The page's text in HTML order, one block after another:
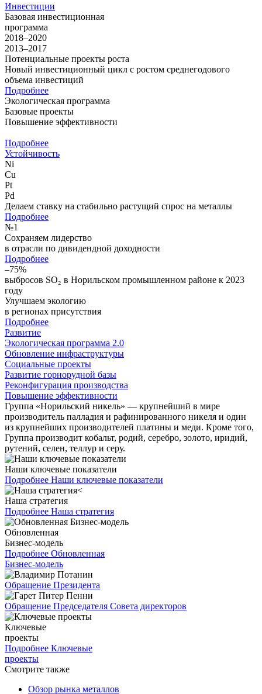
Инвестиции
Базовая инвестиционная
программа
2018–2020
2013–2017
Потенциальные проекты роста
Новый инвестиционный цикл с ростом среднегодового
объема инвестиций
Подробнее
Экологическая программа
Базовые проекты
Повышение эффективности
Подробнее
Устойчивость
Ni
Cu
Pt
Pd
Делаем ставку на стабильно растущий спрос на металлы
Подробнее
№1
Сохраняем лидерство
в отрасли по дивидендной доходности
Подробнее
–75%
выбросов SO₂ в Норильском промышленном районе к 2023
году
Улучшаем экологию
в регионах присутствия
Подробнее
Развитие
Экологическая программа 2.0
Обновление инфраструктуры
Социальные проекты
Развитие горнорудной базы
Реконфигурация производства
Повышение эффективности
Группа «Норильский никель» — крупнейший в мире
производитель палладия и рафинированного никеля и один
из крупнейших производителей платины и меди. Кроме того,
Группа производит кобальт, родий, серебро, золото, иридий,
рутений, селен, теллур и серу.
Наши ключевые показатели
Подробнее Наши ключевые показатели
Наша стратегия
Подробнее Наша стратегия
Обновленная
Бизнес-модель
Подробнее Обновленная
Бизнес-модель
Обращение Президента
Обращение Председателя Совета директоров
Ключевые
проекты
Подробнее Ключевые
проекты
Смотрите также
Обзор рынка металлов